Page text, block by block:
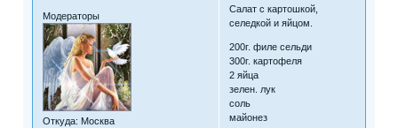
Модераторы
Откуда: Москва
Салат с картошкой,
селедкой и яйцом.
200г. филе сельди
300г. картофеля
2 яйца
зелен. лук
соль
майонез